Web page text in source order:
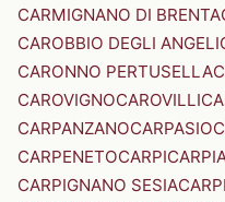
CARMIGNANO DI BRENTA
CAROBBIO DEGLI ANGELI
CARONNO PERTUSELLA
CAROVIGNOCAROVILLI
CARPANZANOCARPASIO
CARPENETOCARPI
CARPIGNANO SESIA